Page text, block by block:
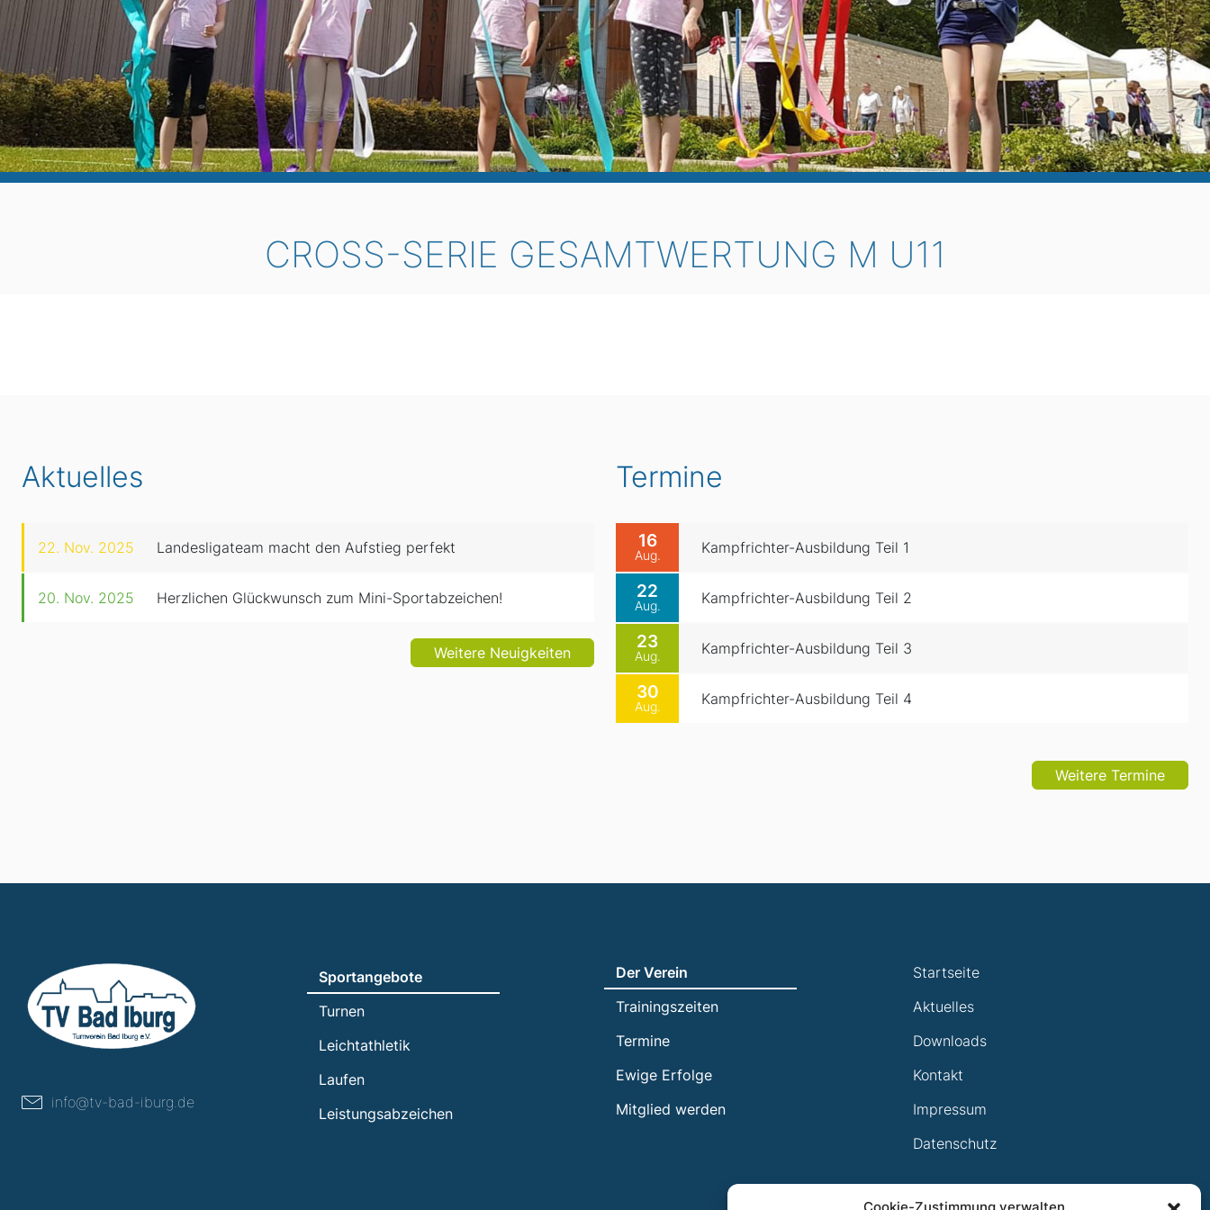
CROSS-SERIE GESAMTWERTUNG M U11
Aktuelles
22. Nov. 2025 Landesligateam macht den Aufstieg perfekt
20. Nov. 2025 Herzlichen Glückwunsch zum Mini-Sportabzeichen!
Weitere Neuigkeiten
Termine
16
Aug. Kampfrichter-Ausbildung Teil 1
22
Aug. Kampfrichter-Ausbildung Teil 2
23
Aug. Kampfrichter-Ausbildung Teil 3
30
Aug. Kampfrichter-Ausbildung Teil 4
Weitere Termine
info@tv-bad-iburg.de
Sportangebote
Turnen
Leichtathletik
Laufen
Leistungsabzeichen
Der Verein
Trainingszeiten
Termine
Ewige Erfolge
Mitglied werden
Startseite
Aktuelles
Downloads
Kontakt
Impressum
Datenschutz